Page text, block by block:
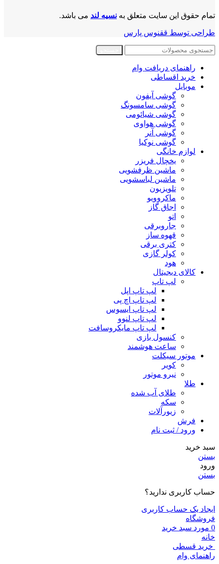
تمام حقوق این سایت متعلق به نسیه لند می باشد.
طراحی توسط ققنوس پارس
راهنمای دریافت وام
خرید اقساطی
موبایل
گوشی آیفون
گوشی سامسونگ
گوشی شیائومی
گوشی هواوی
گوشی آنر
گوشی نوکیا
لوازم خانگی
یخچال فریزر
ماشین ظرفشویی
ماشین لباسشویی
تلویزیون
ماکروویو
اجاق گاز
اتو
جاروبرقی
قهوه ساز
کتری برقی
کولر گازی
هود
کالای دیجیتال
لپ تاپ
لپ تاپ اپل
لپ تاپ اچ پی
لپ تاپ ایسوس
لپ تاپ لنوو
لپ تاپ مایکروسافت
کنسول بازی
ساعت هوشمند
موتور سیکلت
کویر
نیرو موتور
طلا
طلای آب شده
سکه
زیورآلات
فرش
ورود / ثبت نام
سبد خرید
بستن
ورود
بستن
حساب کاربری ندارید؟
ایجاد یک حساب کاربری
فروشگاه
0 مورد سبد خرید
خانه
خرید قسطی
راهنمای وام